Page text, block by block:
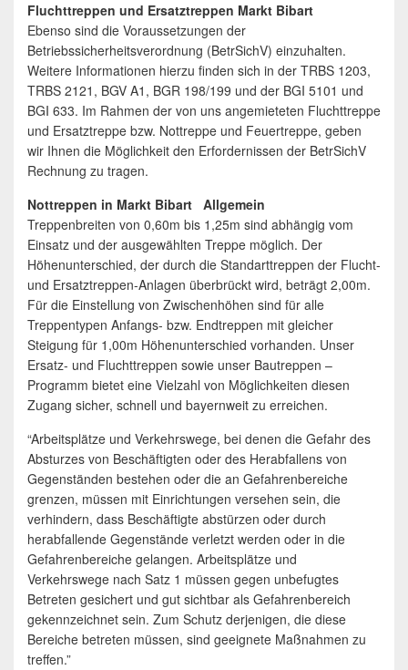
Fluchttreppen und Ersatztreppen Markt Bibart
Ebenso sind die Voraussetzungen der
Betriebssicherheitsverordnung (BetrSichV) einzuhalten.
Weitere Informationen hierzu finden sich in der TRBS 1203,
TRBS 2121, BGV A1, BGR 198/199 und der BGI 5101 und
BGI 633. Im Rahmen der von uns angemieteten Fluchttreppe
und Ersatztreppe bzw. Nottreppe und Feuertreppe, geben
wir Ihnen die Möglichkeit den Erfordernissen der BetrSichV
Rechnung zu tragen.
Nottreppen in Markt Bibart Allgemein
Treppenbreiten von 0,60m bis 1,25m sind abhängig vom
Einsatz und der ausgewählten Treppe möglich. Der
Höhenunterschied, der durch die Standarttreppen der Flucht-
und Ersatztreppen-Anlagen überbrückt wird, beträgt 2,00m.
Für die Einstellung von Zwischenhöhen sind für alle
Treppentypen Anfangs- bzw. Endtreppen mit gleicher
Steigung für 1,00m Höhenunterschied vorhanden. Unser
Ersatz- und Fluchttreppen sowie unser Bautreppen –
Programm bietet eine Vielzahl von Möglichkeiten diesen
Zugang sicher, schnell und bayernweit zu erreichen.
“Arbeitsplätze und Verkehrswege, bei denen die Gefahr des
Absturzes von Beschäftigten oder des Herabfallens von
Gegenständen bestehen oder die an Gefahrenbereiche
grenzen, müssen mit Einrichtungen versehen sein, die
verhindern, dass Beschäftigte abstürzen oder durch
herabfallende Gegenstände verletzt werden oder in die
Gefahrenbereiche gelangen. Arbeitsplätze und
Verkehrswege nach Satz 1 müssen gegen unbefugtes
Betreten gesichert und gut sichtbar als Gefahrenbereich
gekennzeichnet sein. Zum Schutz derjenigen, die diese
Bereiche betreten müssen, sind geeignete Maßnahmen zu
treffen.”